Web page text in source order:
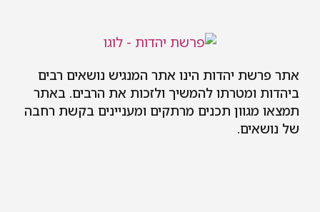
אתר פרשת יהדות הינו אתר המנגיש נושאים רבים
ביהדות ומטרתו להמשיך ולזכות את הרבים. באתר
תמצאו מגוון תכנים מרתקים ומעניינים בקשת רחבה
של נושאים.